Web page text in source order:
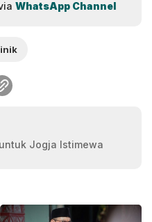
WhatsApp Channel
Jogja Istimewa